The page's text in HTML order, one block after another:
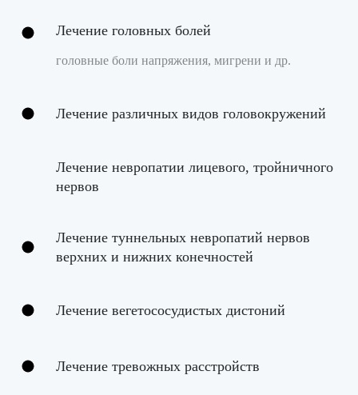
Лечение головных болей
головные боли напряжения, мигрени и др.
Лечение различных видов головокружений
Лечение невропатии лицевого, тройничного
нервов
Лечение туннельных невропатий нервов
верхних и нижних конечностей
Лечение вегетососудистых дистоний
Лечение тревожных расстройств